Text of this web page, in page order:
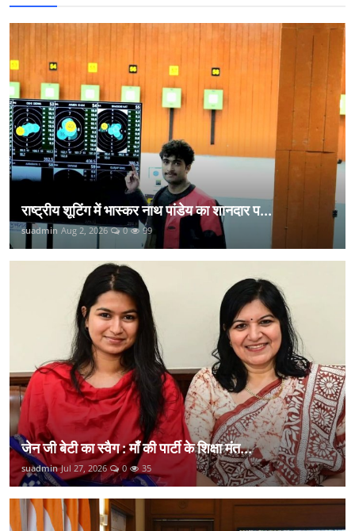
राष्ट्रीय शूटिंग में भास्कर नाथ पांडेय का शानदार प...
suadmin Aug 2, 2026 0 99
जेन जी बेटी का स्वैग : माँ की पार्टी के शिक्षा मंत...
suadmin Jul 27, 2026 0 35